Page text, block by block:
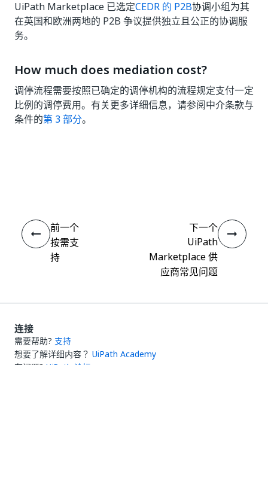
UiPath Marketplace 已选定CEDR 的 P2B协调小组为其
在英国和欧洲两地的 P2B 争议提供独立且公正的协调服
务。
How much does mediation cost?
调停流程需要按照已确定的调停机构的流程规定支付一定
比例的调停费用。有关更多详细信息，请参阅中介条款与
条件的第 3 部分。
前一个
按需支
持
下一个
UiPath
Marketplace 供
应商常见问题
连接
需要帮助? 支持
想要了解详细内容？ UiPath Academy
有问题? UiPath 论坛